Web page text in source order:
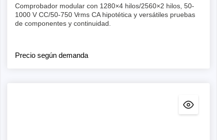
Comprobador modular con 1280×4 hilos/2560×2 hilos, 50-
1000 V CC/50-750 Vrms CA hipotética y versátiles pruebas
de componentes y continuidad.
Precio según demanda